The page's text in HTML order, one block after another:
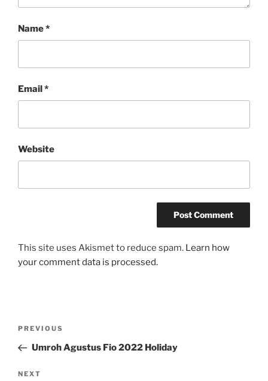
Name*
Email*
Website
This site uses Akismet to reduce spam. Learn how
your comment data is processed.
Previous
Post
PREVIOUS
Umroh Agustus Fio 2022 Holiday
Next
NEXT